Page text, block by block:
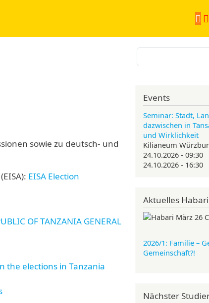
sowie zu deutsch- und
EISA Election
OF TANZANIA GENERAL
the elections in Tanzania
Events
Seminar: Stadt,
dazwischen in
und Wirklichkeit
Kilianeum
24.10.2026 - 09:30
24.10.2026 - 16:30
Aktuelles Habari
2026/1: Familie –
Gemeinschaft?!
Nächster